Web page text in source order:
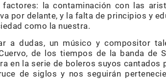
la contaminación con las
por delante, y la falta de principios y
como la nuestra.
a dudas, un músico y compositor
de los tiempos de la banda de
en la serie de boleros suyos cantados
de siglos y nos seguirán